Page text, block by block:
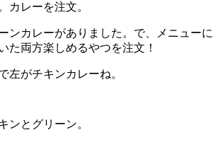
カレーを注文。
ンカレーがありました。で、メニューに
た両方楽しめるやつを注文！
左がチキンカレーね。
ンとグリーン。